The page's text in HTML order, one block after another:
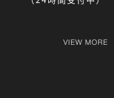
VIEW MORE